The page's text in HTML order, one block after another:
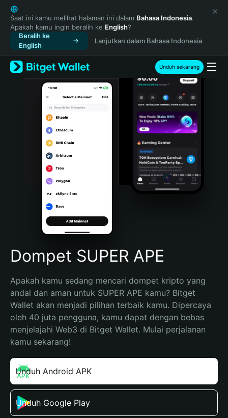
English
日本語
Tiếng Việt
Русский
Español (Latinoamérica)
Türkçe
Italiano
Português (Portugal)
Bahasa Indonesia
Português (Brasil)
Español (Argentina)
Saat ini kamu melihat halaman ini dalam Bahasa Indonesia.
Apakah kamu ingin beralih ke English?
Beralih ke
English
Lanjutkan dalam Bahasa Indonesia
Unduh sekarang
Dompet SUPER APE
Apakah kamu sedang mencari dompet kripto yang
andal dan aman untuk SUPER APE kamu? Bitget
Wallet akan menjadi pilihan terbaik kamu. Dipercaya
oleh 40 juta pengguna, kamu dapat dengan bebas
menjelajahi Web3 di Bitget Wallet. Mulai perjalanan
kamu sekarang!
Unduh Android APK
Unduh Google Play